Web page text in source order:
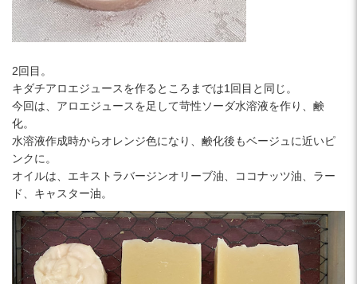
2回目。
キダチアロエジュースを作るところまでは1回目と同じ。
今回は、アロエジュースを足して苛性ソーダ水溶液を作り、鹸
化。
水溶液作成時からオレンジ色になり、鹸化後もベージュに近いピ
ンクに。
オイルは、エキストラバージンオリーブ油、ココナッツ油、ラー
ド、キャスター油。